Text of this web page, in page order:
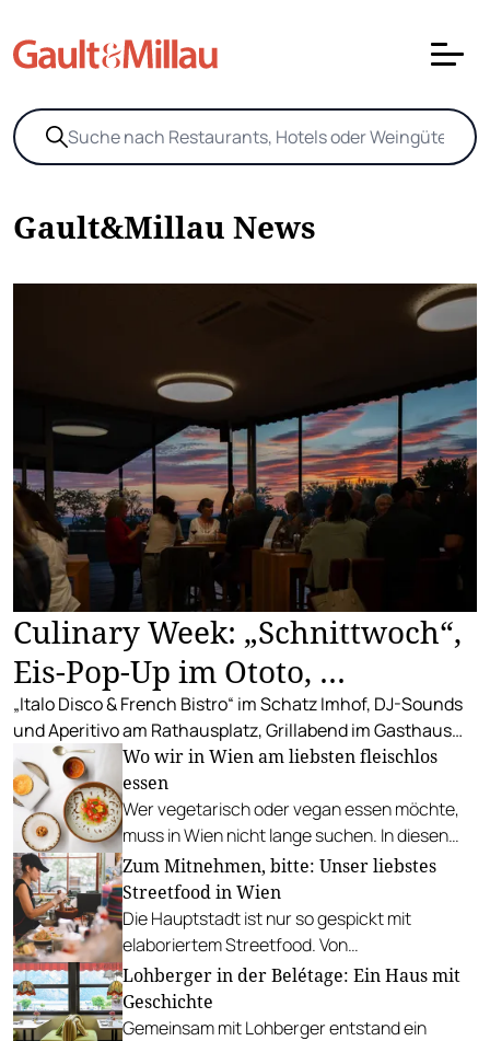
Gault&Millau News
Culinary Week: „Schnittwoch“,
Eis-Pop-Up im Ototo, …
„Italo Disco & French Bistro“ im Schatz Imhof, DJ-Sounds
und Aperitivo am Rathausplatz, Grillabend im Gasthaus
Zur Palme, „Fridays for Furmint“ u. v. m.
Wo wir in Wien am liebsten fleischlos
essen
Wer vegetarisch oder vegan essen möchte,
muss in Wien nicht lange suchen. In diesen
Betrieben lohnt sich ein Besuch besonders.
Zum Mitnehmen, bitte: Unser liebstes
Streetfood in Wien
Die Hauptstadt ist nur so gespickt mit
elaboriertem Streetfood. Von
vietnamesischem Bánh Mì über raffinierte
Tacos bis hin zu syrischer Marktküche.
Lohberger in der Belétage: Ein Haus mit
Geschichte
Gemeinsam mit Lohberger entstand ein